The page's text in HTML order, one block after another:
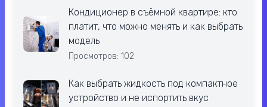
Кондиционер в съёмной квартире: кто
платит, что можно менять и как выбрать
модель
Просмотров: 102
Как выбрать жидкость под компактное
устройство и не испортить вкус